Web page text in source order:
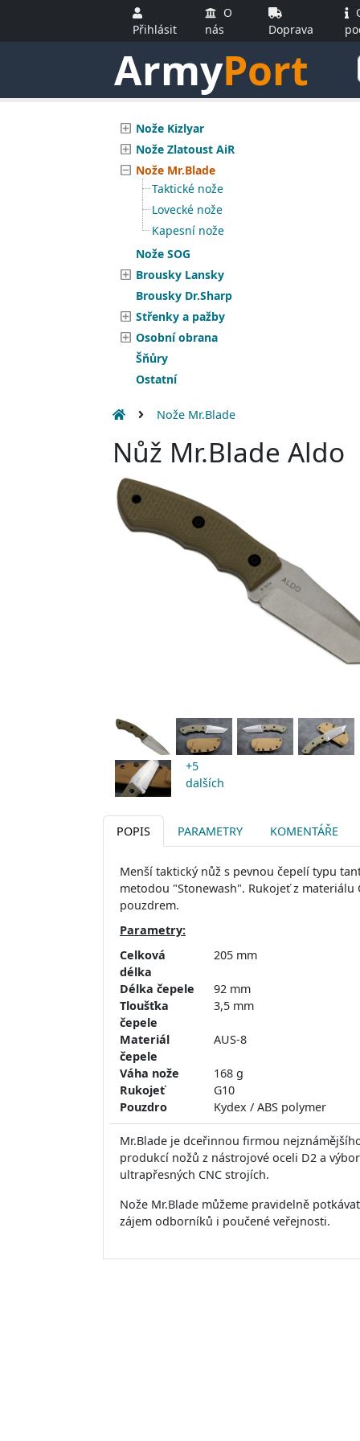
Přihlásit
O
nás
Doprava
ArmyPort
Nože Kizlyar
Nože Zlatoust AiR
Nože Mr.Blade
Taktické nože
Lovecké nože
Kapesní nože
Nože SOG
Brousky Lansky
Brousky Dr.Sharp
Střenky a pažby
Osobní obrana
Šňůry
Ostatní
Nože Mr.Blade
Nůž Mr.Blade Aldo
+5
dalších
POPIS PARAMETRY KOMENTÁŘE
Menší taktický nůž s pevnou čepelí typu
metodou "Stonewash". Rukojeť z
pouzdrem.
Parametry:
Celková
délka
205 mm
Délka čepele
92 mm
Tloušťka
čepele
3,5 mm
Materiál
čepele
AUS-8
Váha nože
168 g
Rukojeť
G10
Pouzdro
Kydex / ABS polymer
Mr.Blade je dceřinnou firmou
produkcí nožů z nástrojové oceli D2 a
ultrapřesných CNC strojích.
Nože Mr.Blade můžeme pravidelně
zájem odborníků i poučené veřejnosti.